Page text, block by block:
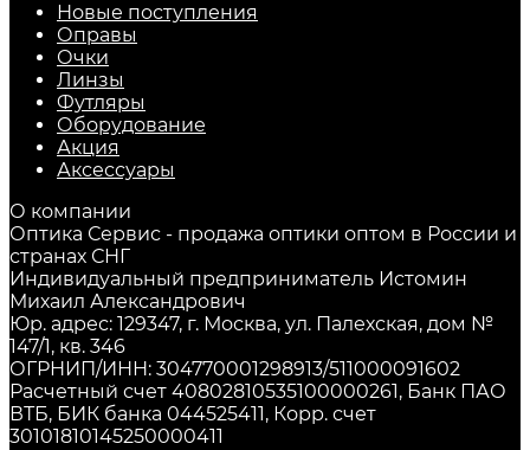
Новые поступления
Оправы
Очки
Линзы
Футляры
Оборудование
Акция
Аксессуары
О компании
Оптика Сервис - продажа оптики оптом в России и
странах СНГ
Индивидуальный предприниматель Истомин
Михаил Александрович
Юр. адрес: 129347, г. Москва, ул. Палехская, дом №
147/1, кв. 346
ОГРНИП/ИНН: 304770001298913/511000091602
Расчетный счет 40802810535100000261, Банк ПАО
ВТБ, БИК банка 044525411, Корр. счет
30101810145250000411